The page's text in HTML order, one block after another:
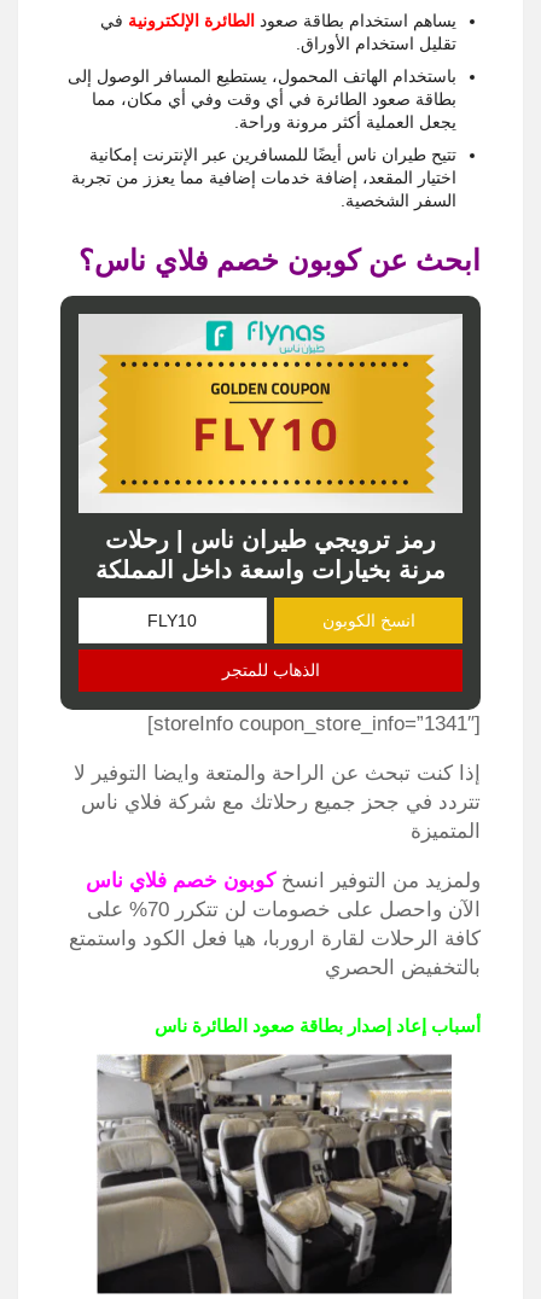
يساهم استخدام بطاقة صعود
الطائرة الإلكترونية في
تقليل استخدام الأوراق.
باستخدام الهاتف المحمول، يستطيع المسافر الوصول إلى
بطاقة صعود الطائرة في أي وقت وفي أي مكان، مما
يجعل العملية أكثر مرونة وراحة.
تتيح طيران ناس أيضًا للمسافرين عبر الإنترنت إمكانية
اختيار المقعد، إضافة خدمات إضافية مما يعزز من تجربة
السفر الشخصية.
ابحث عن كوبون خصم فلاي ناس؟
رمز ترويجي طيران ناس | رحلات
مرنة بخيارات واسعة داخل المملكة
انسخ الكوبون
الذهاب للمتجر
[storeInfo coupon_store_info=”1341″]
إذا كنت تبحث عن الراحة والمتعة وايضا التوفير لا
تتردد في جحز جميع رحلاتك مع شركة فلاي ناس
المتميزة
ولمزيد من التوفير انسخ كوبون خصم فلاي ناس
الآن واحصل على خصومات لن تتكرر 70% على
كافة الرحلات لقارة اروربا، هيا فعل الكود واستمتع
بالتخفيض الحصري
أسباب إعاد إصدار بطاقة صعود الطائرة ناس